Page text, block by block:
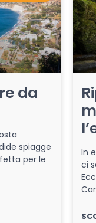
da
spiagge
per le
In
ci